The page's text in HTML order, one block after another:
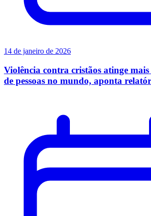
14 de janeiro de 2026
Violência contra cristãos atinge
de pessoas no mundo, aponta